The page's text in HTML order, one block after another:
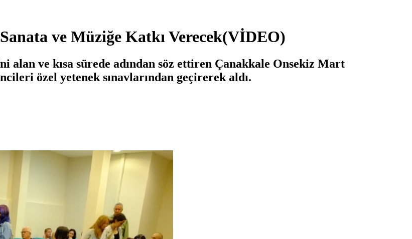
ve Müziğe Katkı Verecek(VİDEO)
alan ve kısa sürede adından söz ettiren Çanakkale Onsekiz Mart
özel yetenek sınavlarından geçirerek aldı.